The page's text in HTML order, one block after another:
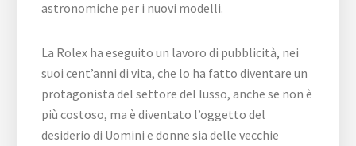
astronomiche per i nuovi modelli.
La Rolex ha eseguito un lavoro di pubblicità, nei
suoi cent’anni di vita, che lo ha fatto diventare un
protagonista del settore del lusso, anche se non è
più costoso, ma è diventato l’oggetto del
desiderio di Uomini e donne sia delle vecchie